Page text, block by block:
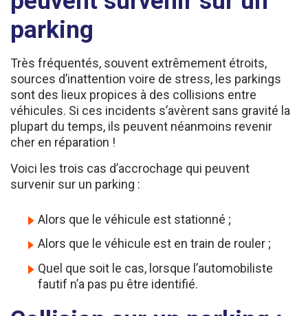
parking
Très fréquentés, souvent extrêmement étroits,
sources d’inattention voire de stress, les parkings
sont des lieux propices à des collisions entre
véhicules. Si ces incidents s’avèrent sans gravité la
plupart du temps, ils peuvent néanmoins revenir
cher en réparation !
Voici les trois cas d’accrochage qui peuvent
survenir sur un parking :
Alors que le véhicule est en train de rouler ;
Quel que soit le cas, lorsque l’automobiliste
fautif n’a pas pu être identifié.
Collision sur un parking :